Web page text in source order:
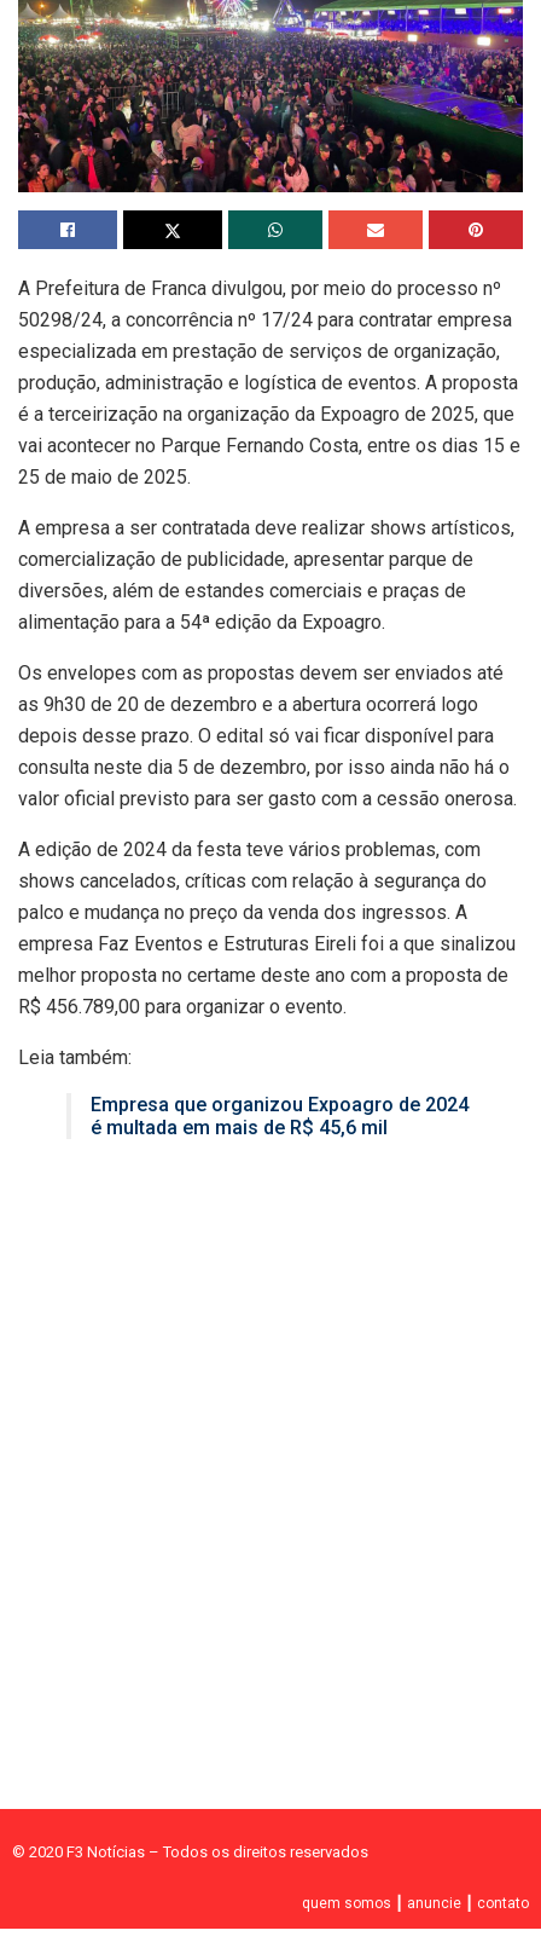
A Prefeitura de Franca divulgou, por meio do processo nº
50298/24, a concorrência nº 17/24 para contratar empresa
especializada em prestação de serviços de organização,
produção, administração e logística de eventos. A proposta
é a terceirização na organização da Expoagro de 2025, que
vai acontecer no Parque Fernando Costa, entre os dias 15 e
25 de maio de 2025.
A empresa a ser contratada deve realizar shows artísticos,
comercialização de publicidade, apresentar parque de
diversões, além de estandes comerciais e praças de
alimentação para a 54ª edição da Expoagro.
Os envelopes com as propostas devem ser enviados até
as 9h30 de 20 de dezembro e a abertura ocorrerá logo
depois desse prazo. O edital só vai ficar disponível para
consulta neste dia 5 de dezembro, por isso ainda não há o
valor oficial previsto para ser gasto com a cessão onerosa.
A edição de 2024 da festa teve vários problemas, com
shows cancelados, críticas com relação à segurança do
palco e mudança no preço da venda dos ingressos. A
empresa Faz Eventos e Estruturas Eireli foi a que sinalizou
melhor proposta no certame deste ano com a proposta de
R$ 456.789,00 para organizar o evento.
Leia também:
Empresa que organizou Expoagro de 2024
é multada em mais de R$ 45,6 mil
© 2020 F3 Notícias – Todos os direitos reservados
quem somos anuncie contato